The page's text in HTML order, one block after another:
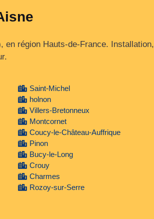
région Hauts‑de‑France. Installation,
Saint-Michel
holnon
Villers-Bretonneux
Montcornet
Coucy-le-Château-Auffrique
Pinon
Bucy-le-Long
Crouy
Charmes
Rozoy-sur-Serre